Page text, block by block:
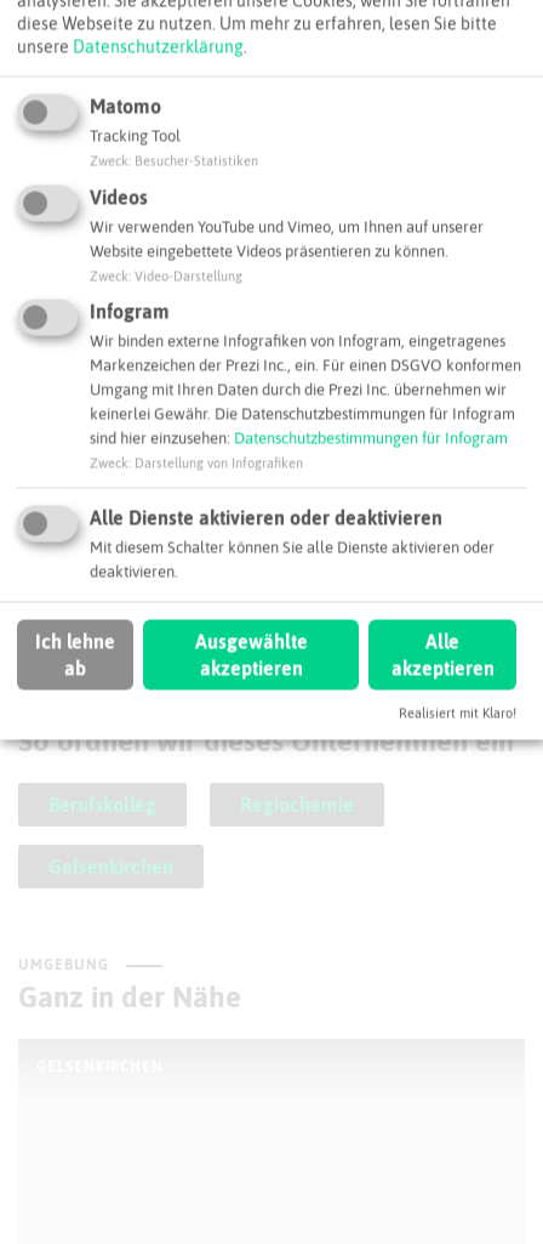
Leaflet ©OpenStreetMapcontributors |weitere Lizenzen
Adresse:
Berufskolleg für Technik und Gestaltung Gelsenkirchen,
Goldbergstraße 58
45894 Gelsenkirchen
berufskolleg@btg-ge.de
Webseite
So ordnen wir dieses Unternehmen ein
Berufskolleg Regiochemie
Gelsenkirchen
UMGEBUNG
Ganz in der Nähe
diese Webseite zu nutzen. Um mehr zu erfahren, lesen Sie bitte
unsere Datenschutzerklärung.
Matomo
Tracking Tool
Zweck Besucher-Statistiken
Videos
Wir verwenden YouTube und Vimeo, um Ihnen auf unserer
Website eingebettete Videos präsentieren zu können.
Zweck Video-Darstellung
Infogram
Wir binden externe Infografiken von Infogram, eingetragenes
Markenzeichen der Prezi Inc., ein. Für einen DSGVO konformen
Umgang mit Ihren Daten durch die Prezi Inc. übernehmen wir
keinerlei Gewähr. Die Datenschutzbestimmungen für Infogram
sind hier einzusehen: Datenschutzbestimmungen für Infogram
Zweck Darstellung von Infografiken
Alle Dienste aktivieren oder deaktivieren
Mit diesem Schalter können Sie alle Dienste aktivieren oder
deaktivieren.
Ich lehne
ab
Ausgewählte
akzeptieren
Alle
akzeptieren
Realisiert mit Klaro!